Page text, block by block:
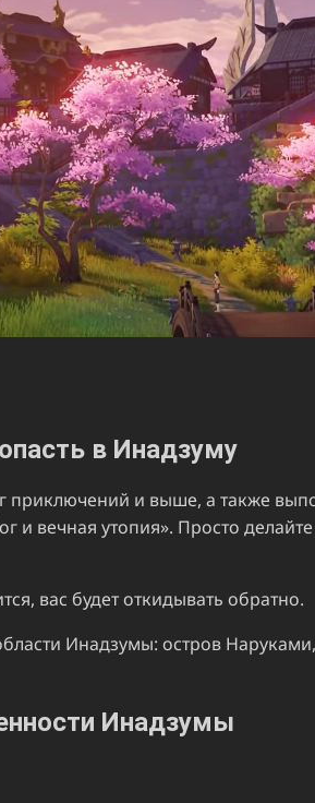
в Инадзуму
приключений и выше, а также
и вечная утопия». Просто
вас будет откидывать обратно.
Инадзумы: остров
Инадзумы